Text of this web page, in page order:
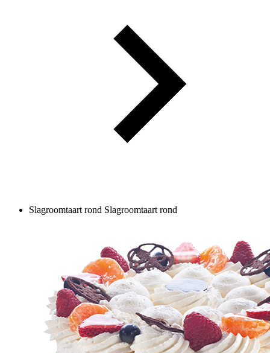
Slagroomtaart rond Slagroomtaart rond